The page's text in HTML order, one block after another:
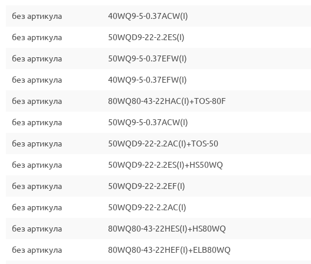
без артикула 40WQ9-5-0.37ACW(I)
без артикула 50WQD9-22-2.2ES(I)
без артикула 50WQ9-5-0.37EFW(I)
без артикула 40WQ9-5-0.37EFW(I)
без артикула 80WQ80-43-22HAC(I)+TOS-80F
без артикула 50WQ9-5-0.37ACW(I)
без артикула 50WQD9-22-2.2AC(I)+TOS-50
без артикула 50WQD9-22-2.2ES(I)+HS50WQ
без артикула 50WQD9-22-2.2EF(I)
без артикула 50WQD9-22-2.2AC(I)
без артикула 80WQ80-43-22HES(I)+HS80WQ
без артикула 80WQ80-43-22HEF(I)+ELB80WQ